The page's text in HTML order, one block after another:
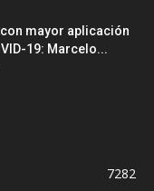
mayor aplicación
19: Marcelo...
7282